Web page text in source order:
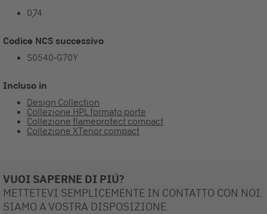
0,74
Codice NCS successivo
S0540-G70Y
Incluso in
Design Collection
Collezione HPL formato porte
Collezione flameprotect compact
Collezione XTerior compact
VUOI SAPERNE DI PIÚ?
METTETEVI SEMPLICEMENTE IN CONTATTO CON NOI.
SIAMO A VOSTRA DISPOSIZIONE.